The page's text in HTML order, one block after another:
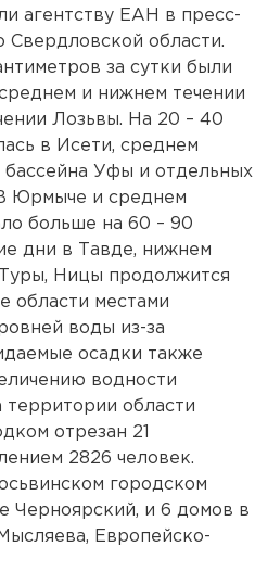
агентству ЕАН в пресс-
области.
за сутки были
и нижнем течении
Лозьвы. На 20 – 40
в Исети, среднем
бассейна Уфы и отдельных
Юрмыче и среднем
больше на 60 – 90
дни в Тавде, нижнем
Ницы продолжится
области местами
воды из-за
осадки также
водности
территории области
отрезан 21
2826 человек.
городском
Черноярский, и 6 домов в
Европейско-